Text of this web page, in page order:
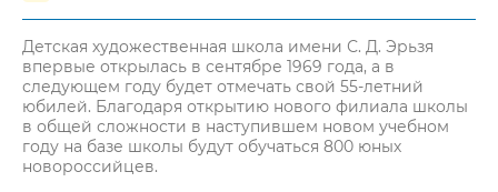
Детская художественная школа имени С. Д. Эрьзя
впервые открылась в сентябре 1969 года, а в
следующем году будет отмечать свой 55-летний
юбилей. Благодаря открытию нового филиала школы
в общей сложности в наступившем новом учебном
году на базе школы будут обучаться 800 юных
новороссийцев.